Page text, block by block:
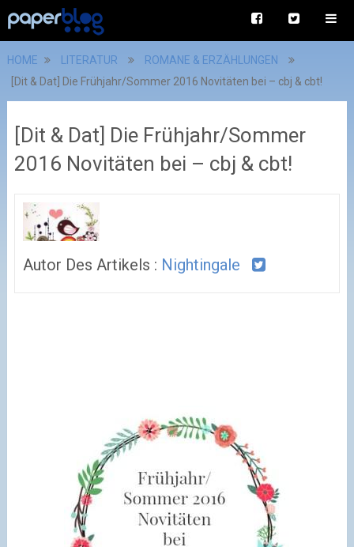
HOME LITERATUR
ROMANE & ERZÄHLUNGEN
[Dit & Dat] Die Frühjahr/Sommer 2016 Novitäten bei – cbj & cbt!
[Dit & Dat] Die Frühjahr/Sommer
2016 Novitäten bei – cbj & cbt!
Autor Des Artikels : Nightingale